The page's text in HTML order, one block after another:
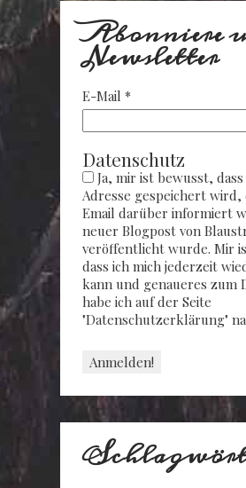
Abonniere
Newsletter
E-Mail *
Datenschutz
Ja, mir ist bewusst,
Adresse gespeichert wird,
Email darüber informiert
neuer Blogpost von
veröffentlicht wurde. Mir
dass ich mich jederzeit
kann und genaueres zum
habe ich auf der Seite
"Datenschutzerklärung"